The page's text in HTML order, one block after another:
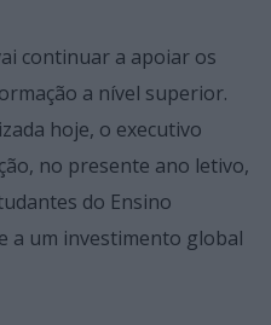
continuar a apoiar os
a nível superior.
hoje, o executivo
no presente ano letivo,
do Ensino
a um investimento global